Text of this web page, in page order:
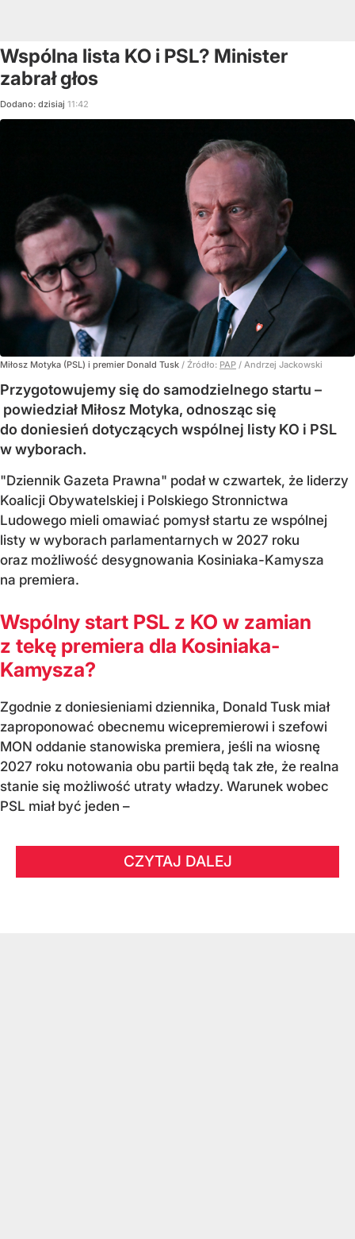
Wspólna lista KO i PSL? Minister
zabrał głos
Dodano: dzisiaj 11:42
Miłosz Motyka (PSL) i premier Donald Tusk / Źródło: PAP / Andrzej Jackowski
Przygotowujemy się do samodzielnego startu –
powiedział Miłosz Motyka, odnosząc się
do doniesień dotyczących wspólnej listy KO i PSL
w wyborach.
"Dziennik Gazeta Prawna" podał w czwartek, że liderzy
Koalicji Obywatelskiej i Polskiego Stronnictwa
Ludowego mieli omawiać pomysł startu ze wspólnej
listy w wyborach parlamentarnych w 2027 roku
oraz możliwość desygnowania Kosiniaka-Kamysza
na premiera.
Wspólny start PSL z KO w zamian
z tekę premiera dla Kosiniaka-
Kamysza?
Zgodnie z doniesieniami dziennika, Donald Tusk miał
zaproponować obecnemu wicepremierowi i szefowi
MON oddanie stanowiska premiera, jeśli na wiosnę
2027 roku notowania obu partii będą tak złe, że realna
stanie się możliwość utraty władzy. Warunek wobec
PSL miał być jeden –
CZYTAJ DALEJ